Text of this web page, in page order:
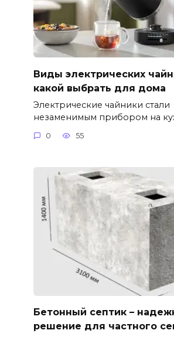
Виды электрических
какой выбрать для дома
Электрические чайники стали
незаменимым прибором на
0 55
Бетонный септик –
решение для частного